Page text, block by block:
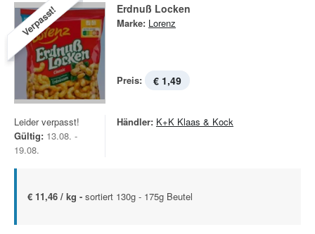
Verpasst! Erdnuß Locken
Marke: Lorenz
Preis: € 1,49
Leider verpasst!
Gültig: 13.08. -
19.08.
Händler: K+K Klaas & Kock
€ 11,46 / kg - sortiert 130g - 175g Beutel